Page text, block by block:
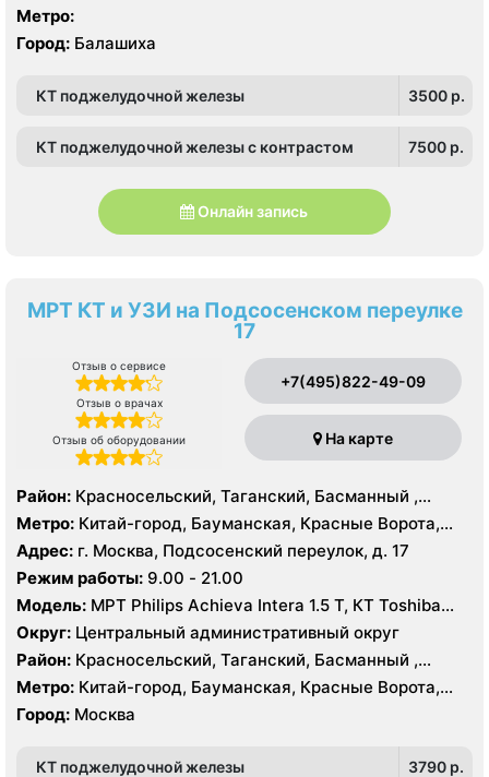
Метро:
Город: Балашиха
КТ поджелудочной железы 3500 p.
КТ поджелудочной железы с контрастом 7500 p.
Онлайн запись
МРТ КТ и УЗИ на Подсосенском переулке
17
Отзыв о сервисе
Отзыв о врачах
Отзыв об оборудовании
+7(495)822-49-09
На карте
Район: Красносельский, Таганский, Басманный ,
Тверской
Метро: Китай-город, Бауманская, Красные Ворота,
Кузнецкий мост, Курская, Лубянка, Площадь Ильича,
Сретенский бульвар, Таганская, Чкаловская
Адрес: г. Москва, Подсосенский переулок, д. 17
Режим работы: 9.00 - 21.00
Модель: МРТ Philips Achieva Intera 1.5 T, КТ Toshiba
Aquilion CXL 128 срезов, УЗИ
Округ: Центральный административный округ
Район: Красносельский, Таганский, Басманный ,
Тверской
Метро: Китай-город, Бауманская, Красные Ворота,
Кузнецкий мост, Курская, Лубянка, Площадь Ильича,
Сретенский бульвар, Таганская, Чкаловская
Город: Москва
КТ поджелудочной железы 3790 p.